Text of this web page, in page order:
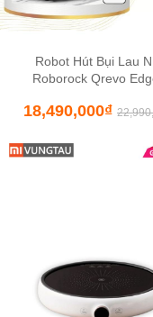
Robot Hút Bụi Lau
Roborock Qrevo
18,490,000₫